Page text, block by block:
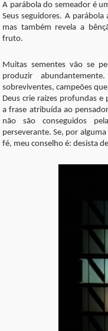
A parábola do semeador é
Seus seguidores. A
mas também revela a
fruto.
Muitas sementes vão se
produzir
sobreviventes, campeões
Deus crie raízes profundas
a frase atribuída ao
não são conseguidos
perseverante. Se, por
fé, meu conselho é: desista